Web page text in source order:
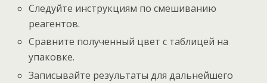
Следуйте инструкциям по смешиванию
реагентов.
Сравните полученный цвет с таблицей на
упаковке.
Записывайте результаты для дальнейшего